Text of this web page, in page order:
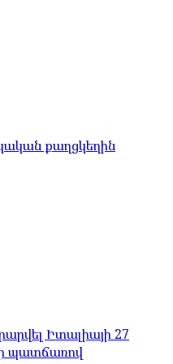
քաղցկեղին
Իտալիայի 27
պատճառով